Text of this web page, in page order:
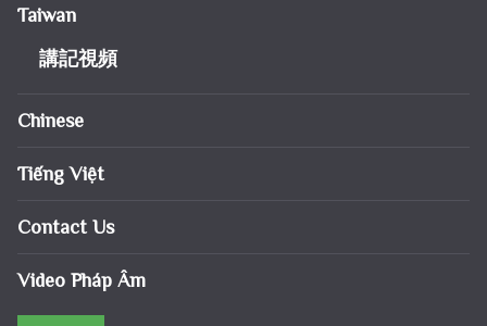
Taiwan
講記視頻
Chinese
Tiếng Việt
Contact Us
Video Pháp Âm